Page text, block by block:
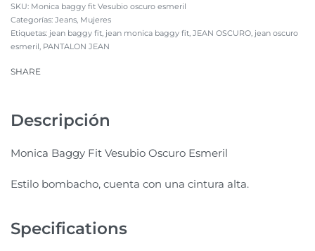
Monica baggy fit Vesubio oscuro esmeril
Categorías: Jeans Mujeres
Etiquetas: jean baggy fit jean monica baggy fit JEAN OSCURO jean oscuro
esmeril PANTALON JEAN
SHARE
Descripción
Monica Baggy Fit Vesubio Oscuro Esmeril
Estilo bombacho, cuenta con una cintura alta.
Specifications